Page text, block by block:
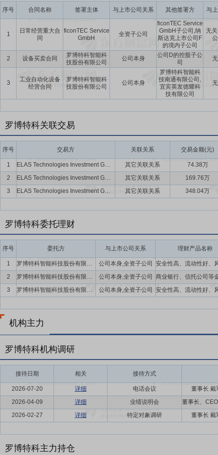
序号 合同名称 签署主体 与上市公司关系 其他签署方 与
1
日常经营重大合
同
ficonTEC Service
GmbH
全资子公司
ficonTEC Service
GmbH子公司,纳
斯达克上市公司F
的境内子公司
无
2 设备买卖合同
罗博特科智能科
技股份有限公司
公司本身
公司D的控股子公
司
3
工业自动化设备
经营合同
罗博特科智能科
技股份有限公司
公司本身
罗博特科智能科
技南通有限公司,
宜宾英发德耀科
技有限公司
罗博特科关联交易
序号 交易方 关联关系 交易金额(元)
1 ELAS Technologies Investment GmbH 其它关联关系
74.38万
2
ELAS Technologies Investment GmbH 其它关联关系
169.76万
3
ELAS Technologies Investment GmbH 其它关联关系 348.04万
罗博特科委托理财
序号 委托方 与上市公司关系 理财产品名称
1 罗博特科智能科技股份有限公司及公司全资子公司
公司本身,全资子公司
2
罗博特科智能科技股份有限公司,罗博特科智能科技南通有限公司
公司本身,全资子公司
3
罗博特科智能科技股份有限公司及公司全资子公司南通罗博 公司本身,全资子公司
机构主力
罗博特科机构调研
接待日期 相关 接待方式
2026-07-20 详细 电话会议
董事长 戴
2026-04-09
详细
业绩说明会
2026-02-27
详细 特定对象调研 董事长 戴
罗博特科主力持仓